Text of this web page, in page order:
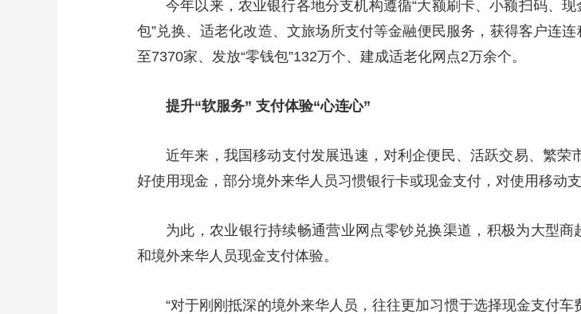
今年以来，农业银行各地分支机构遵循“大额刷卡、小额扫码、
包”兑换、适老化改造、文旅场所支付等金融便民服务，获得客户连
至7370家、发放“零钱包”132万个、建成适老化网点2万余个。
提升“软服务” 支付体验“心连心”
近年来，我国移动支付发展迅速，对利企便民、活跃交易、繁
好使用现金，部分境外来华人员习惯银行卡或现金支付，对使用移动
为此，农业银行持续畅通营业网点零钞兑换渠道，积极为大型
和境外来华人员现金支付体验。
“对于刚刚抵深的境外来华人员，往往更加习惯于选择现金支付